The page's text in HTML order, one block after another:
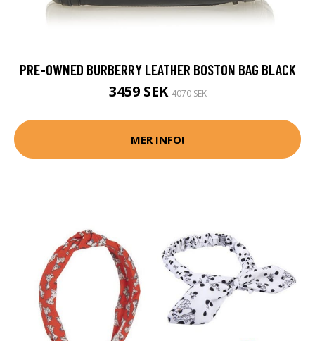
PRE-OWNED BURBERRY LEATHER BOSTON BAG BLACK
3459 SEK4070 SEK
MER INFO!